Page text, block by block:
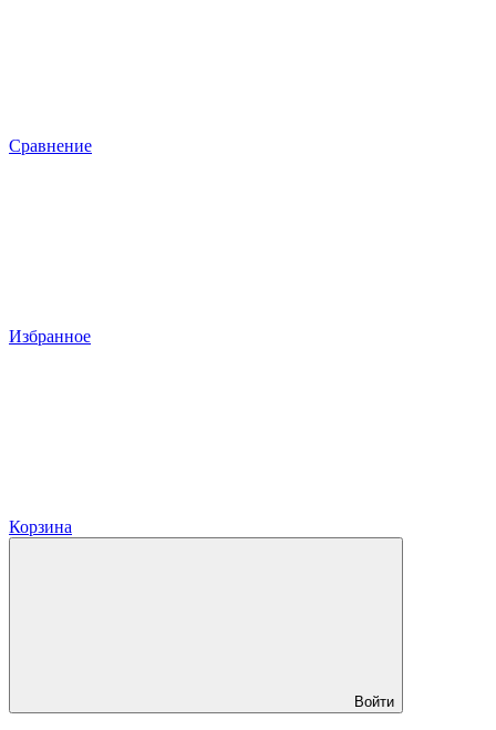
Сравнение
Избранное
Корзина
Войти